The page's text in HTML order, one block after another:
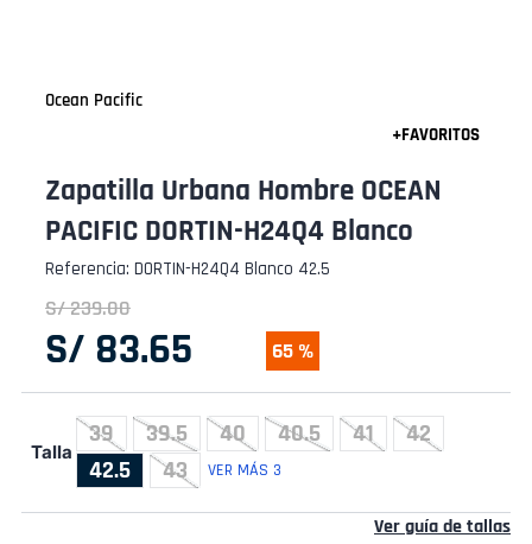
Ocean Pacific
Zapatilla Urbana Hombre OCEAN
PACIFIC DORTIN-H24Q4 Blanco
Referencia: DORTIN-H24Q4 Blanco 42.5
S/239.00
S/ 83.65 65 %
Talla
39 39.5 40 40.5 41
42
42.5
43 VER MÁS 3
Ver guía de tallas